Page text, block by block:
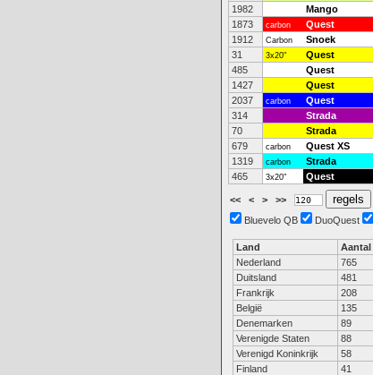
1982
Mango
1873
carbon Quest
1912
Carbon Snoek
31
3x20" Quest
485
Quest
1427
Quest
2037
carbon Quest
314
Strada
70
Strada
679
carbon Quest XS
1319
carbon Strada
465
3x20" Quest
<< < > >>
Bluevelo QB
DuoQuest
Land Aantal
Nederland
765
Duitsland
481
Frankrijk
208
België
135
Denemarken
89
Verenigde Staten
88
Verenigd Koninkrijk
58
Finland
41